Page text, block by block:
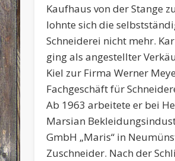
Kaufhaus von der Stange
lohnte sich die
Schneiderei nicht mehr.
ging als angestellter
Kiel zur Firma Werner
Fachgeschäft für
Ab 1963 arbeitete er bei
Marsian
GmbH „Maris“ in
Zuschneider. Nach der